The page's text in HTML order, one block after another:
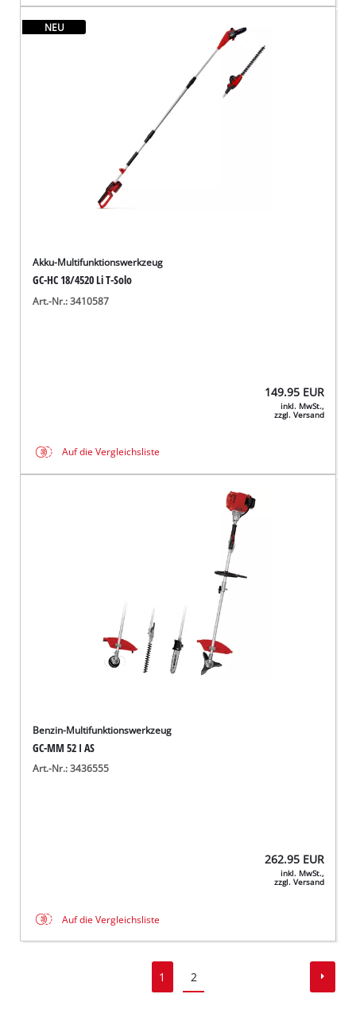
NEU
Akku-Multifunktionswerkzeug
GC-HC 18/4520 Li T-Solo
Art.-Nr.: 3410587
149.95 EUR
inkl. MwSt.,
zzgl. Versand
Auf die Vergleichsliste
Benzin-Multifunktionswerkzeug
GC-MM 52 I AS
Art.-Nr.: 3436555
262.95 EUR
inkl. MwSt.,
zzgl. Versand
Auf die Vergleichsliste
1 2